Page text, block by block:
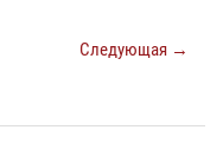
Следующая →